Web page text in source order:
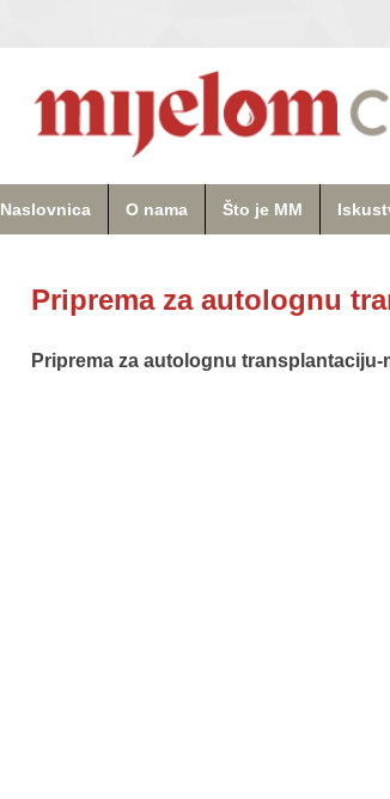
Naslovnica O nama Što je MM
Priprema za autolognu
Priprema za autolognu